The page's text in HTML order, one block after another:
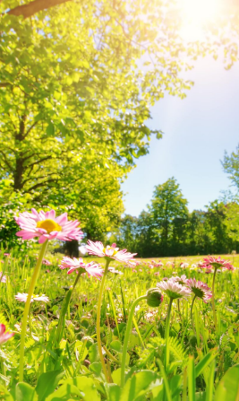
PRINTEMPS
Les
offrir pour
IL Y'A 1 AN TEMPS DE
LIRE LA SUITE